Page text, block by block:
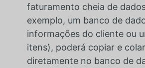
faturamento cheia de
exemplo, um banco de
informações do cliente ou
itens), poderá copiar e
diretamente no banco de